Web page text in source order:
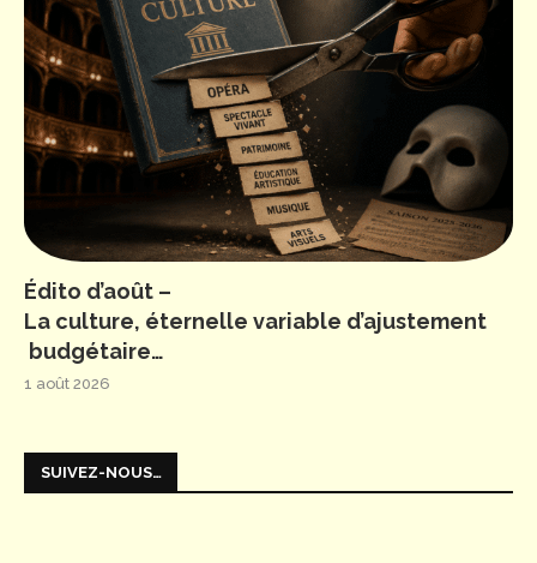
Édito d’août –
La culture, éternelle variable d’ajustement
budgétaire…
1 août 2026
SUIVEZ-NOUS…